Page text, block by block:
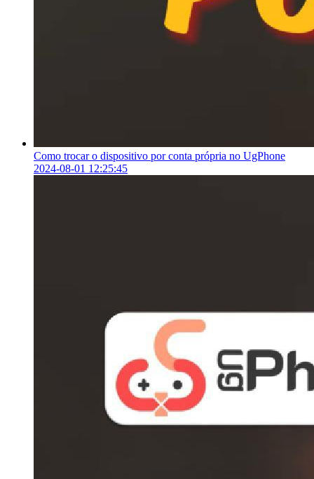
Como trocar o dispositivo por conta própria no UgPhone
2024-08-01 12:25:45